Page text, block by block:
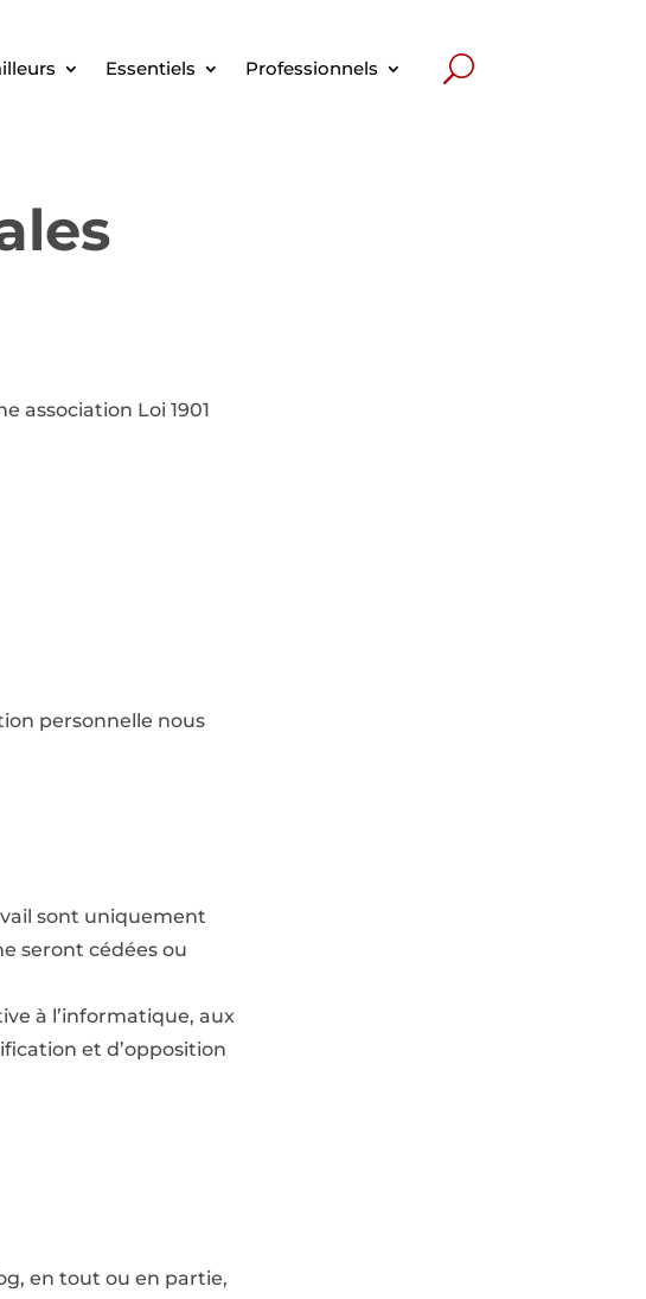
Essentiels Professionnels
association Loi 1901
personnelle nous
sont uniquement
seront cédées ou
à l’informatique, aux
et d’opposition
en tout ou en partie,